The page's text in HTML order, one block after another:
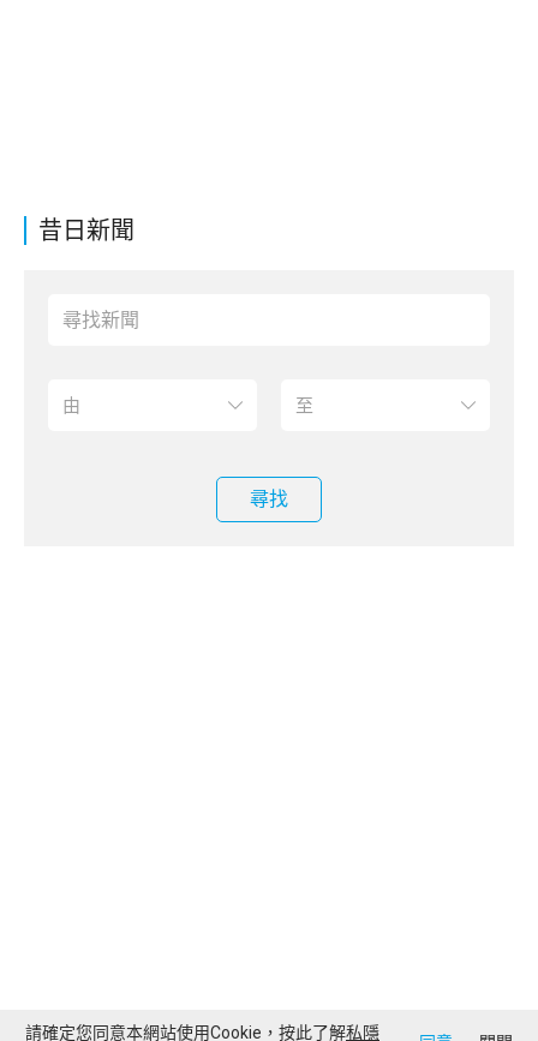
昔日新聞
尋找
請確定您同意本網站使用Cookie，按此了解私隱